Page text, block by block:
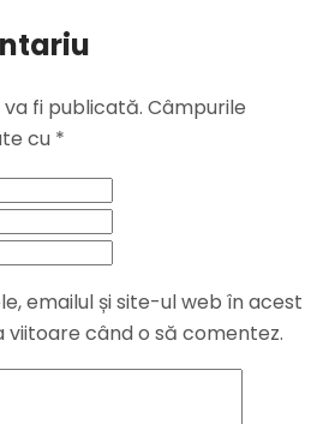
fi publicată. Câmpurile
cu *
emailul și site-ul web în acest
când o să comentez.